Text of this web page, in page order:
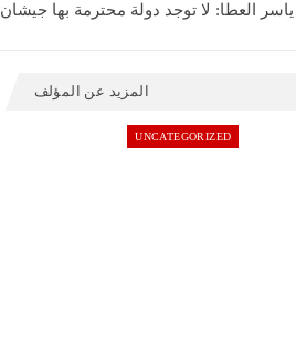
ياسر العطا: لا توجد دولة محترمة بها جيشان
المزيد عن المؤلف
UNCATEGORIZED